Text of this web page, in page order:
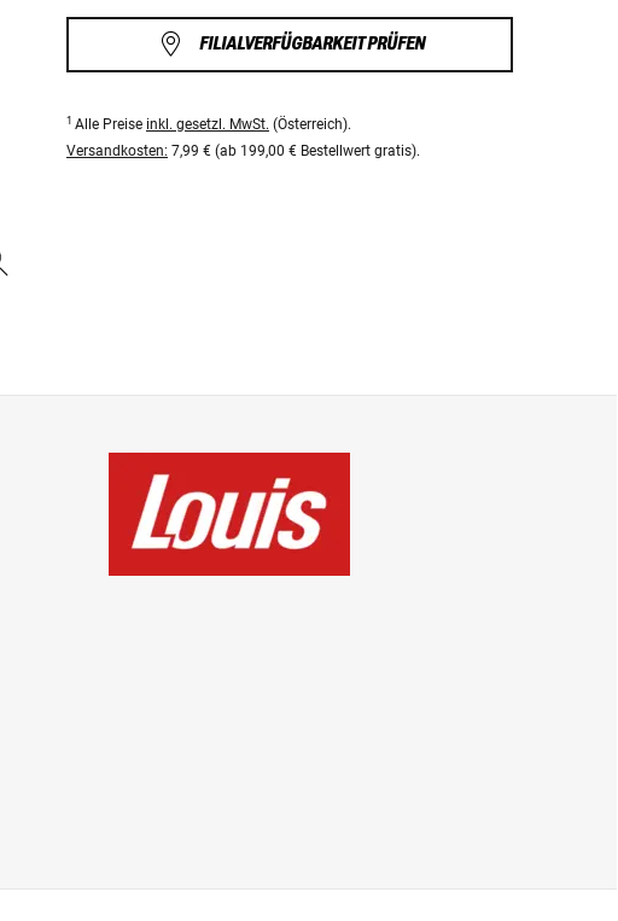
FILIALVERFÜGBARKEIT PRÜFEN
1 Alle Preise inkl. gesetzl. MwSt. (Österreich).
Versandkosten: 7,99 € (ab 199,00 € Bestellwert gratis).